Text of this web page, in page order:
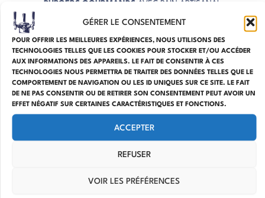
GÉRER LE CONSENTEMENT
POUR OFFRIR LES MEILLEURES EXPÉRIENCES, NOUS UTILISONS DES
TECHNOLOGIES TELLES QUE LES COOKIES POUR STOCKER ET/OU ACCÉDER
AUX INFORMATIONS DES APPAREILS. LE FAIT DE CONSENTIR À CES
TECHNOLOGIES NOUS PERMETTRA DE TRAITER DES DONNÉES TELLES QUE LE
COMPORTEMENT DE NAVIGATION OU LES ID UNIQUES SUR CE SITE. LE FAIT
DE NE PAS CONSENTIR OU DE RETIRER SON CONSENTEMENT PEUT AVOIR UN
EFFET NÉGATIF SUR CERTAINES CARACTÉRISTIQUES ET FONCTIONS.
ACCEPTER
REFUSER
VOIR LES PRÉFÉRENCES
BURGERS GOURMANDS AVEC PAIN ARTISANAL
PLANCHES APÉRO (CHARCUTERIE, FROMAGES…)
PETITES ASSIETTES À PARTAGER ENTRE AMIS
OÙ MANGER UN BON BURGER À VILLERÉAL ? AU FER À
CHEVAL !